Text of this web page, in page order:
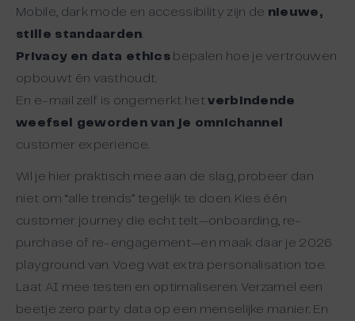
Mobile, dark mode en accessibility zijn de nieuwe,
stille standaarden.
Privacy en data ethics bepalen hoe je vertrouwen
opbouwt én vasthoudt.
En e-mail zelf is ongemerkt hetverbindende
weefsel geworden van je omnichannel
customer experience.
Wil je hier praktisch mee aan de slag, probeer dan
niet om “alle trends” tegelijk te doen. Kies één
customer journey die echt telt—onboarding, re-
purchase of re-engagement—en maak daar je 2026
playground van. Voeg wat extra personalisation toe.
Laat AI mee testen en optimaliseren. Verzamel een
beetje zero party data op een menselijke manier. En